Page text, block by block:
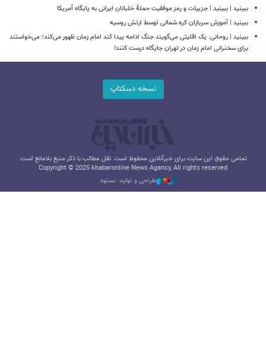
ببینید | ببینید | جزییات و رمز موفقیت حملۀ خلبانان ایرانی به پایگاه آمریکا
ببینید | آموزش سربازان کره شمالی توسط ارتش روسیه
ببینید | روحانی: یک اقلیتی می‌گویند جنگ ادامه پیدا کند امام زمان ظهور می‌کند؛ می‌خواستند
برای سخنرانی امام زمان در تهران جایگاه درست کنند!
نسخه دسکتاپ
تمامی حقوق این سایت برای خبرآنلاین محفوظ است. نقل مطالب با ذکر منبع بلامانع است.
Copyright © 2025 khabaronline News Agancy, All rights reserved
طراحی و تولید: نستوه